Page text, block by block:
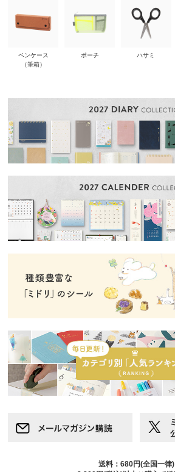
ペンケース
（筆箱）
ポーチ ハサミ
送料：680円(全国一律)